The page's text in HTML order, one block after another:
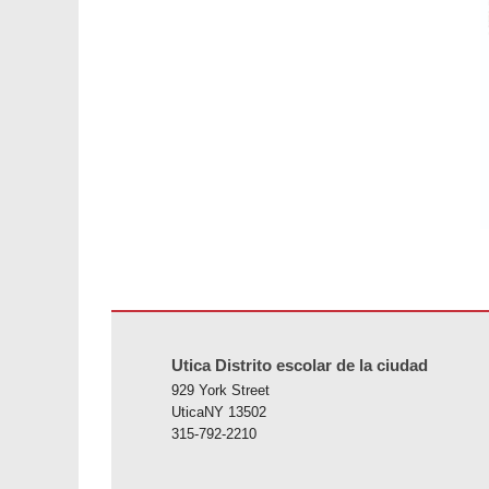
Utica Distrito escolar de la ciudad
929 York Street
UticaNY 13502
315-792-2210